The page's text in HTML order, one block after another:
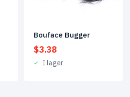
Bouface Bugger
$3.38
I lager